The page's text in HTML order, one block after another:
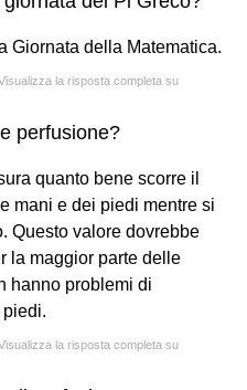
Giornata della Matematica.
la risposta completa su
perfusione?
quanto bene scorre il
mani e dei piedi mentre si
Questo valore dovrebbe
la maggior parte delle
hanno problemi di
la risposta completa su